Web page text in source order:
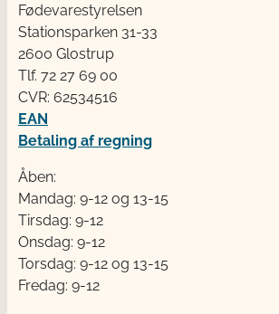
Fødevarestyrelsen
Stationsparken 31-33
2600 Glostrup
Tlf. 72 2​​​7 69 00
CVR: 62534516
EAN
Betaling af regning
Åben:
Mandag: 9-12 og 13-15
Tirsdag: 9-12
Onsdag: 9-12
Torsdag: 9-12 og 13-15
Fredag: 9-12